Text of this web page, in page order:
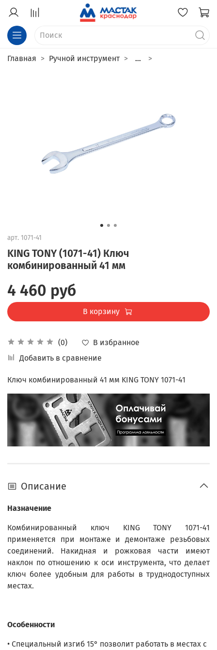
Главная Ручной инструмент ...
арт. 1071-41
KING TONY (1071-41) Ключ
комбинированный 41 мм
(0)
В избранное
Добавить в сравнение
4 460 руб
В корзину
Ключ комбинированный 41 мм KING TONY 1071-41
Описание
Назначение
Комбинированный ключ KING TONY 1071-41
применяется при монтаже и демонтаже резьбовых
соединений. Накидная и рожковая части имеют
наклон по отношению к оси инструмента, что делает
ключ более удобным для работы в труднодоступных
местах.
Особенности
• Специальный изгиб 15° позволит работать в местах с